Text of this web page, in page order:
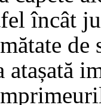
încât
de
atașată